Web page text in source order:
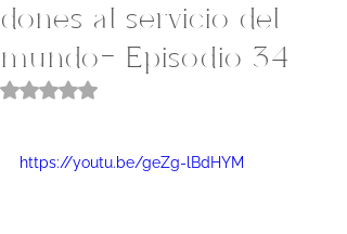
dones al servicio del
mundo- Episodio 34
Obtuvo NaN de 5 estrellas.
https://youtu.be/geZg-lBdHYM